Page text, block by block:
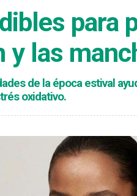
para
y las
de la época estival
oxidativo.